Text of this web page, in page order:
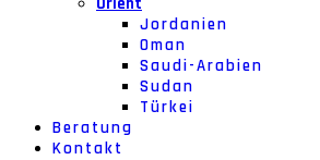
Jordanien
Oman
Saudi-Arabien
Sudan
Türkei
Beratung
Kontakt